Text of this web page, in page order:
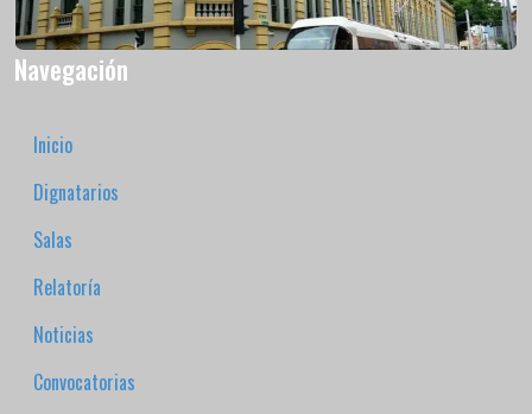
Navegación
Inicio
Dignatarios
Salas
Relatoría
Noticias
Convocatorias